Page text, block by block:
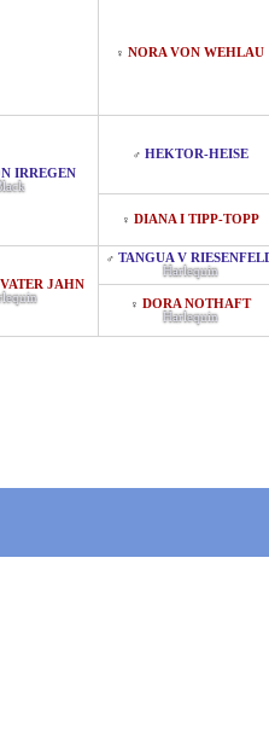
♀ NORA VON WEHLAU
IRREGEN
♂ HEKTOR-HEISE
♀ DIANA I TIPP-TOPP
JAHN
♂ TANGUA V
Harlequin
♀ DORA NOTHAFT
Harlequin